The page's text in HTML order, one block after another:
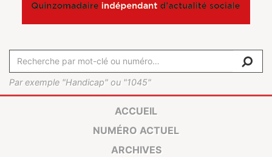
Par exemple "Handicap" ou "1045"
ACCUEIL
NUMÉRO ACTUEL
ARCHIVES